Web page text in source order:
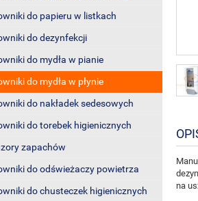
do papieru w listkach
do dezynfekcji
do mydła w pianie
do mydła w płynie
do nakładek sedesowych
do torebek higienicznych
zapachów
do odświeżaczy powietrza
do chusteczek higienicznych
na